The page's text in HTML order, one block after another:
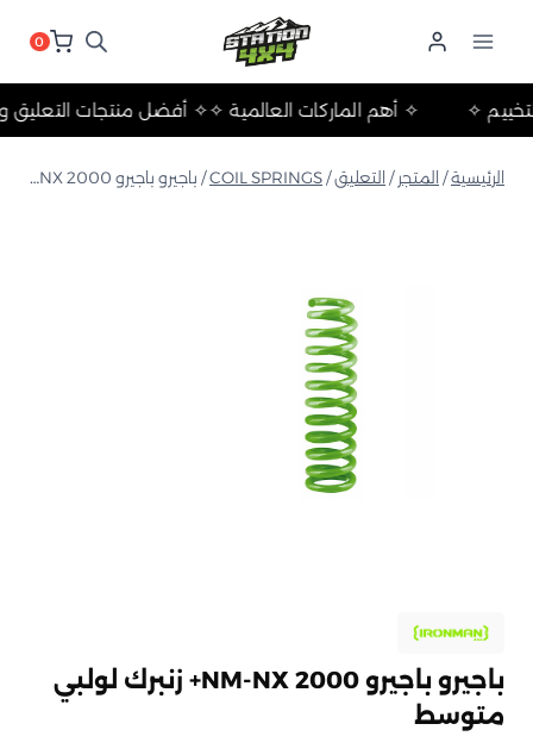
0
✧ أفضل منتجات✧ أهم الماركات العالمية ✧ والتخييم ✧
الرئيسية/ المتجر / التعليق/
COIL SPRINGS
/ باجيرو باجيرو NM-NX 2000+ زنبرك لولبي متوسط
باجيرو باجيرو NM-NX 2000+ زنبرك لولبي
متوسط